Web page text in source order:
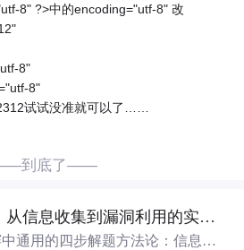
8" ?>中的encoding="utf-8" 改
8"
8"
试试没准就可以了……
到底了——
CTF解题方法论：从信息收集到漏洞利用的实战思维训练
通用的四步解题方法论：信息收